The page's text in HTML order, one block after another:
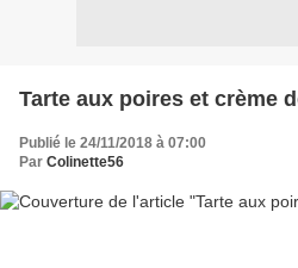
Tarte aux poires et crème
Publié le 24/11/2018 à 07:00
Par Colinette56